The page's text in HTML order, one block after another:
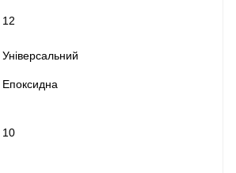
12
Універсальний
Епоксидна
10